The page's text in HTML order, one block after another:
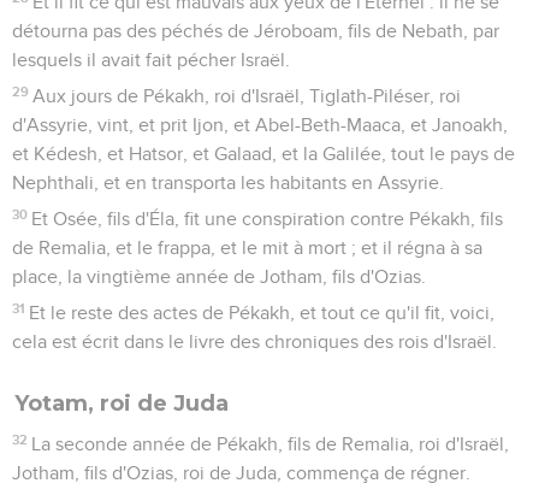
détourna pas des péchés de Jéroboam, fils de Nebath, par
lesquels il avait fait pécher Israël.
29 Aux jours de Pékakh, roi d'Israël, Tiglath-Piléser, roi
d'Assyrie, vint, et prit Ijon, et Abel-Beth-Maaca, et Janoakh,
et Kédesh, et Hatsor, et Galaad, et la Galilée, tout le pays de
Nephthali, et en transporta les habitants en Assyrie.
30 Et Osée, fils d'Éla, fit une conspiration contre Pékakh, fils
de Remalia, et le frappa, et le mit à mort ; et il régna à sa
place, la vingtième année de Jotham, fils d'Ozias.
31 Et le reste des actes de Pékakh, et tout ce qu'il fit, voici,
cela est écrit dans le livre des chroniques des rois d'Israël.
Yotam, roi de Juda
32 La seconde année de Pékakh, fils de Remalia, roi d'Israël,
Jotham, fils d'Ozias, roi de Juda, commença de régner.